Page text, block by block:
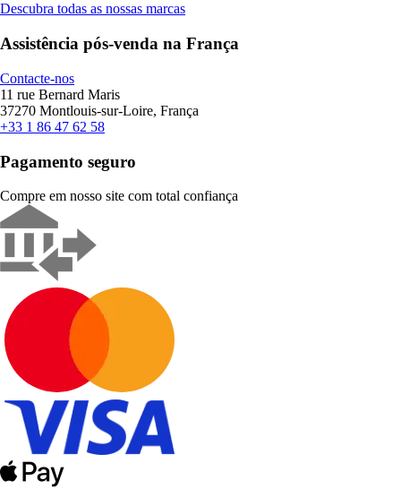
Descubra todas as nossas marcas
Assistência pós-venda na França
Contacte-nos
11 rue Bernard Maris
37270 Montlouis-sur-Loire, França
+33 1 86 47 62 58
Pagamento seguro
Compre em nosso site com total confiança